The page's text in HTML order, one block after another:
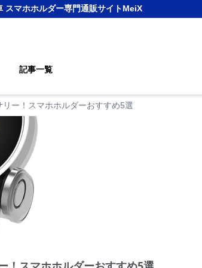
スマホホルダー専門通販サイトMeiX
記事一覧
ー！スマホホルダーおすすめ5選